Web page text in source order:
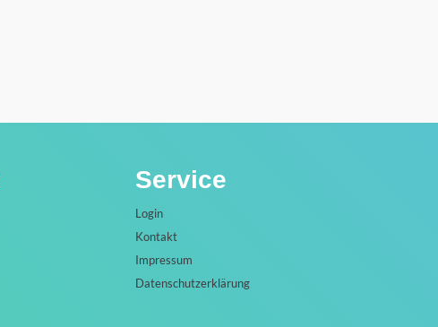
Service
Login
Kontakt
Impressum
Datenschutzerklärung